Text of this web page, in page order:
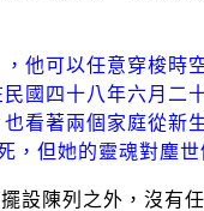
他可以任意穿梭時
國四十八年六月
著兩個家庭從新
，但她的靈魂對塵
設陳列之外，沒有